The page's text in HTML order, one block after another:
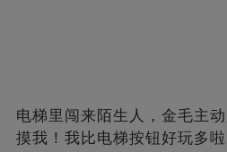
电梯里闯来陌生人，金毛主
摸我！我比电梯按钮好玩多啦